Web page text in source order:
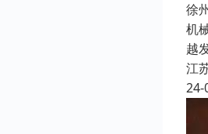
徐
机
越
江
24-